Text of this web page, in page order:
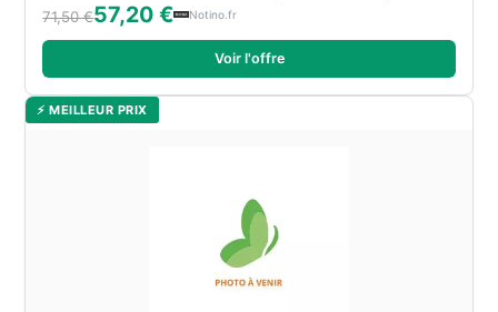
71,50 €57,20 € Notino.fr
Voir l'offre
⚡ MEILLEUR PRIX